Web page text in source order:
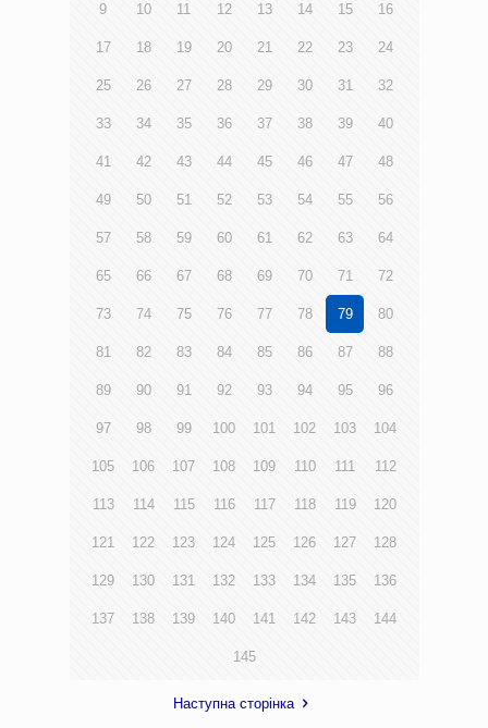
9 10 11 12 13 14 15 16
17 18 19 20 21 22 23 24
25 26 27 28 29 30 31 32
33 34 35 36 37 38 39 40
41 42 43 44 45 46 47 48
49 50 51 52 53 54 55 56
57 58 59 60 61 62 63 64
65 66 67 68 69 70 71 72
73 74 75 76 77 78 79 80
81 82 83 84 85 86 87 88
89 90 91 92 93 94 95 96
97 98 99 100 101 102 103 104
105 106 107 108 109 110 111 112
113 114 115 116 117 118 119 120
121 122 123 124 125 126 127 128
129 130 131 132 133 134 135 136
137 138 139 140 141 142 143 144
145
Наступна сторінка